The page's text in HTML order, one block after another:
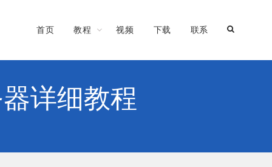
首页 教程 视频 下载 联系
详细教程